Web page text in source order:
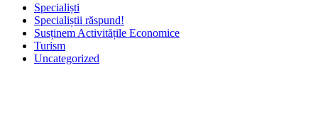
Specialiști
Specialiștii răspund!
Susținem Activitățile Economice
Turism
Uncategorized